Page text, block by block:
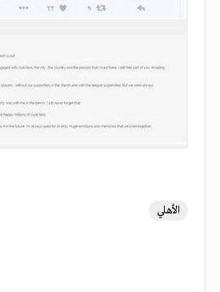
الأهلي